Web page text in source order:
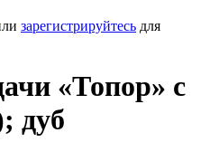
зарегистрируйтесь для
«Топор» с
дуб